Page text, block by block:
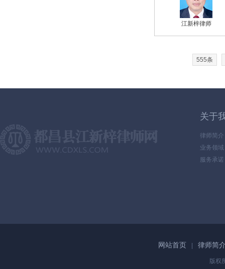
江新梓律师
555条
关于
律师简介
业务领域
服务承诺
网站首页 律师简
版权